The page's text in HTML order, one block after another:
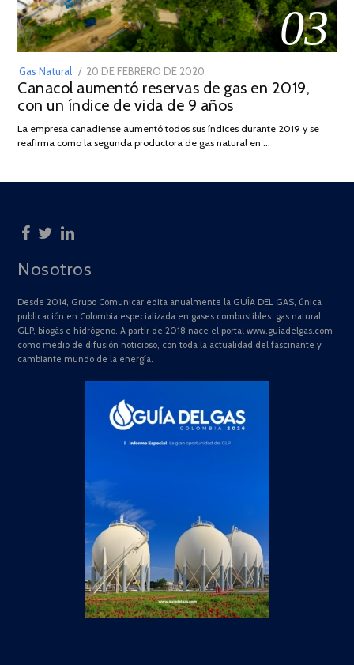
03
Gas Natural
POSTED
ON
20 DE FEBRERO DE 2020
DE
JULIO
2025
Canacol aumentó reservas de gas en 2019,
con un índice de vida de 9 años
La empresa canadiense aumentó todos sus índices durante 2019 y se
reafirma como la segunda productora de gas natural en …
Nosotros
Desde 2014, Grupo Comunicar edita anualmente la GUÍA DEL GAS, única
publicación en Colombia especializada en gases combustibles: gas natural,
GLP, biogás e hidrógeno. A partir de 2018 nace el portal www.guiadelgas.com
como medio de difusión noticioso, con toda la actualidad del fascinante y
cambiante mundo de la energía.